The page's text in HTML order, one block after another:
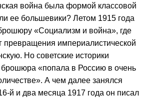
война была формой классовой
ее большевики? Летом 1915 года
«Социализм и война», где
превращения империалистической
Но советские историки
брошюра «попала в Россию в очень
А чем далее занялся
й и два месяца 1917 года он писал